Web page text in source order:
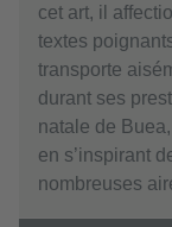
cet art, il
textes
transporte
durant ses
natale de
en s’inspirant
nombreuses